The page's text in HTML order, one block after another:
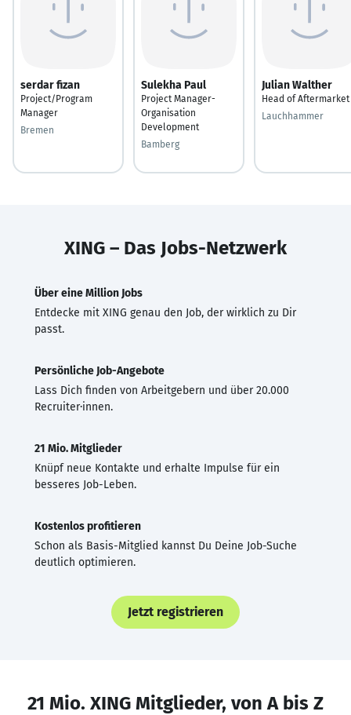
serdar fizan
Project/Program
Manager
Bremen
Sulekha Paul
Project Manager-
Organisation
Development
Bamberg
Julian Walther
Head of Aftermarket
Lauchhammer
XING – Das Jobs-Netzwerk
Über eine Million Jobs
Entdecke mit XING genau den Job, der wirklich zu Dir
passt.
Persönliche Job-Angebote
Lass Dich finden von Arbeitgebern und über 20.000
Recruiter·innen.
21 Mio. Mitglieder
Knüpf neue Kontakte und erhalte Impulse für ein
besseres Job-Leben.
Kostenlos profitieren
Schon als Basis-Mitglied kannst Du Deine Job-Suche
deutlich optimieren.
Jetzt registrieren
21 Mio. XING Mitglieder, von A bis Z